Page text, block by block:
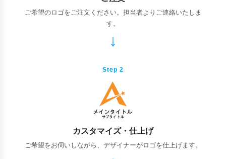
ご希望のロゴをご注文ください。担当者よりご連絡いたしま
す。
Step 2
カスタマイズ・仕上げ
ご希望をお伺いしながら、デザイナーがロゴを仕上げます。